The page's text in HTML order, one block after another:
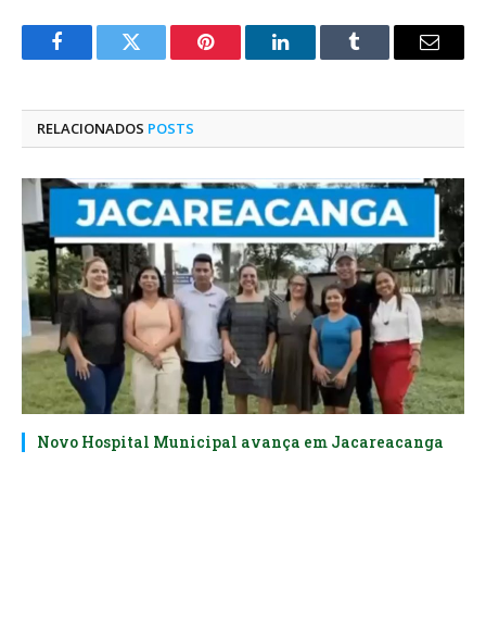
FacebookTwitter Pinterest O
Tumblr
E-
RELACIONADOS POSTS
Novo Hospital Municipal avança em Jacareacanga